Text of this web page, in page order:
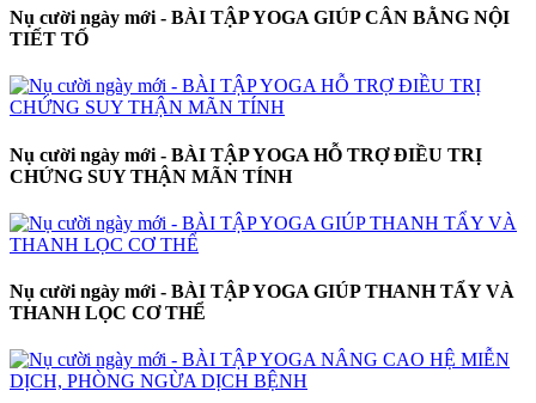
Nụ cười ngày mới - BÀI TẬP YOGA GIÚP CÂN BẰNG NỘI
TIẾT TỐ
Nụ cười ngày mới - BÀI TẬP YOGA HỖ TRỢ ĐIỀU TRỊ
CHỨNG SUY THẬN MÃN TÍNH
Nụ cười ngày mới - BÀI TẬP YOGA GIÚP THANH TẨY VÀ
THANH LỌC CƠ THỂ